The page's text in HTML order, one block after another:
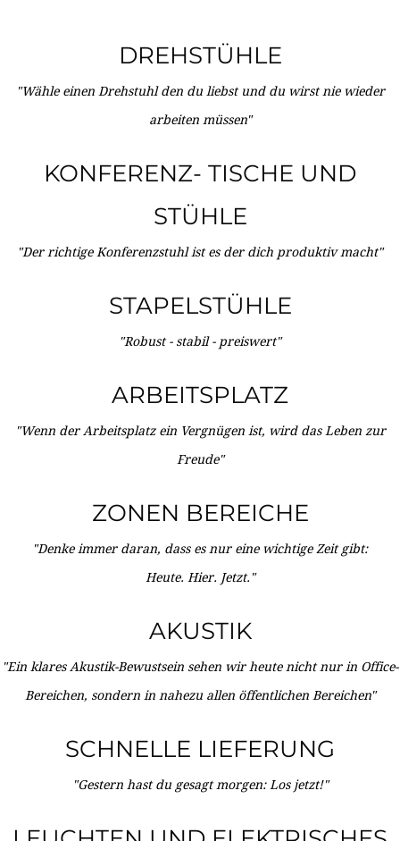
DREHSTÜHLE
"Wähle einen Drehstuhl den du liebst und du wirst nie wieder
arbeiten müssen"
KONFERENZ- TISCHE UND
STÜHLE
"Der richtige Konferenzstuhl ist es der dich produktiv macht"
STAPELSTÜHLE
"Robust - stabil - preiswert"
ARBEITSPLATZ
"Wenn der Arbeitsplatz ein Vergnügen ist, wird das Leben zur
Freude"
ZONEN BEREICHE
"Denke immer daran, dass es nur eine wichtige Zeit gibt:
Heute. Hier. Jetzt."
AKUSTIK
"Ein klares Akustik-Bewustsein sehen wir heute nicht nur in Office-
Bereichen, sondern in nahezu allen öffentlichen Bereichen"
SCHNELLE LIEFERUNG
"Gestern hast du gesagt morgen: Los jetzt!"